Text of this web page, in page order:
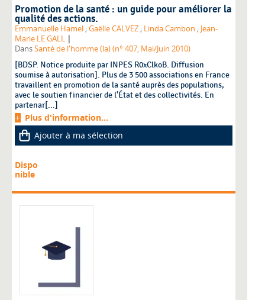
Promotion de la santé : un guide pour améliorer la
qualité des actions.
Emmanuelle Hamel ;Gaëlle CALVEZ ; Linda Cambon ; Jean-
Marie LE GALL |
DansSanté de l'homme (la) (n° 407, Mai/Juin 2010)
[BDSP. Notice produite par INPES R0xClkoB. Diffusion
soumise à autorisation]. Plus de 3 500 associations en France
travaillent en promotion de la santé auprès des populations,
avec le soutien financier de l'État et des collectivités. En
partenar[...]
Plus d'information...
Ajouter à ma sélection
Dispo
nible